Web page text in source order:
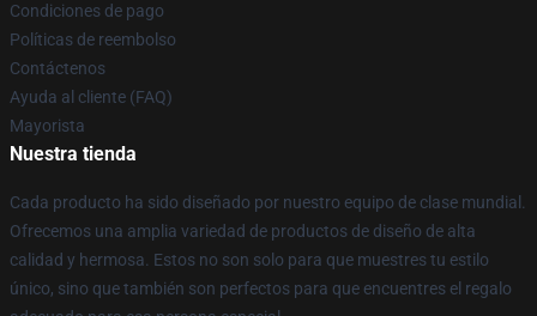
Condiciones de pago
Políticas de reembolso
Contáctenos
Ayuda al cliente (FAQ)
Mayorista
Nuestra tienda
Cada producto ha sido diseñado por nuestro equipo de clase mundial.
Ofrecemos una amplia variedad de productos de diseño de alta
calidad y hermosa. Estos no son solo para que muestres tu estilo
único, sino que también son perfectos para que encuentres el regalo